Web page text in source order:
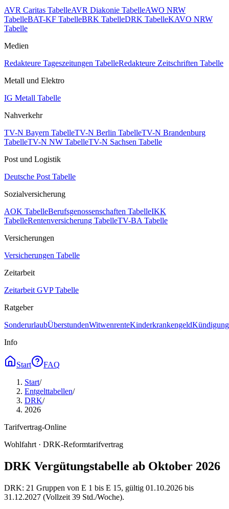
AVR Caritas TabelleAVR Diakonie TabelleAWO NRW
TabelleBAT-KF TabelleBRK TabelleDRK TabelleKAVO NRW
Tabelle
Medien
Redakteure Tageszeitungen TabelleRedakteure Zeitschriften Tabelle
Metall und Elektro
IG Metall Tabelle
Nahverkehr
TV-N Bayern TabelleTV-N Berlin TabelleTV-N Brandenburg
TabelleTV-N NW TabelleTV-N Sachsen Tabelle
Post und Logistik
Deutsche Post Tabelle
Sozialversicherung
AOK TabelleBerufsgenossenschaften TabelleIKK
TabelleRentenversicherung TabelleTV-BA Tabelle
Versicherungen
Versicherungen Tabelle
Zeitarbeit
Zeitarbeit GVP Tabelle
Ratgeber
SonderurlaubÜberstundenWitwenrenteKinderkrankengeld
Info
Start
FAQ
Start/
Entgelttabellen/
DRK/
2026
Tarifvertrag-Online
Wohlfahrt · DRK-Reformtarifvertrag
DRK Vergütungstabelle ab Oktober 2026
DRK: 21 Gruppen von E 1 bis E 15, gültig 01.10.2026 bis
31.12.2027 (Vollzeit 39 Std./Woche).